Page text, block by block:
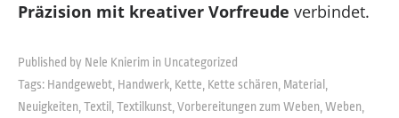
Präzision mit kreativer Vorfreude verbindet.
Published by Nele Knierim in Uncategorized
Tags: Handgewebt, Handwerk, Kette Kette schären Material
Neuigkeiten Textil Textilkunst, Vorbereitungen zum Weben Weben